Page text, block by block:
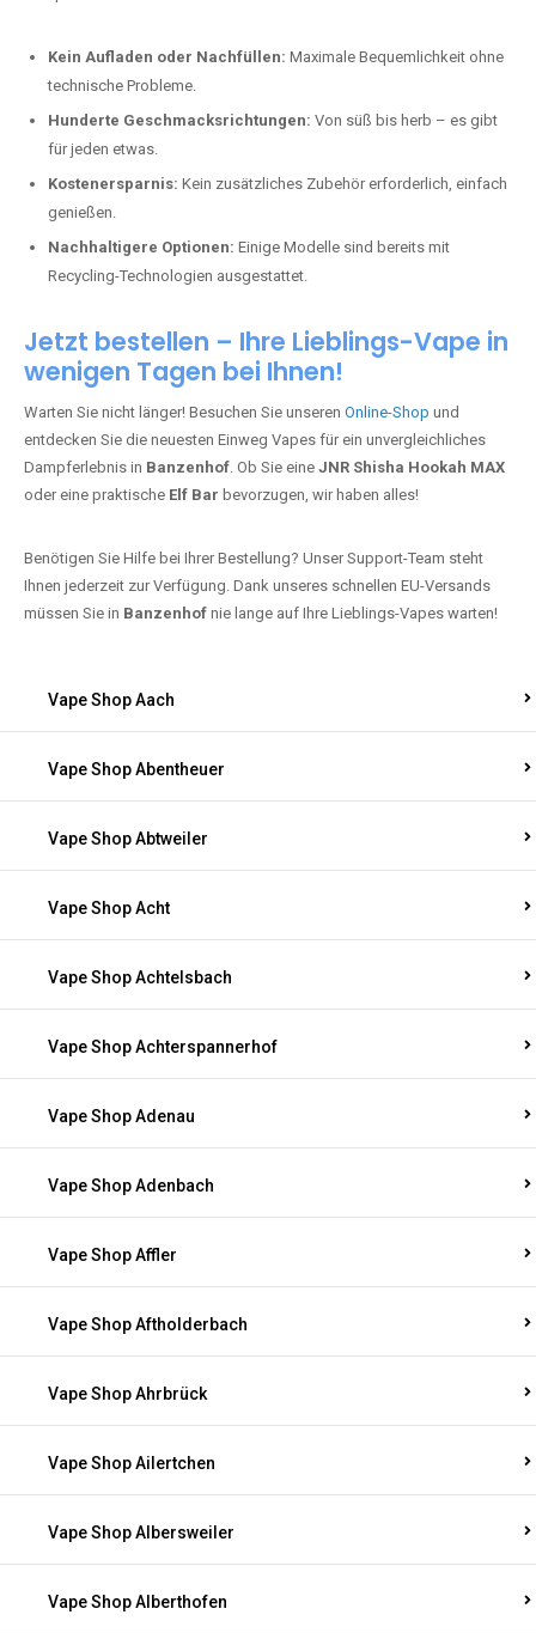
Kein Aufladen oder Nachfüllen: Maximale Bequemlichkeit ohne
technische Probleme.
Hunderte Geschmacksrichtungen: Von süß bis herb – es gibt
für jeden etwas.
Kostenersparnis: Kein zusätzliches Zubehör erforderlich, einfach
genießen.
Nachhaltigere Optionen: Einige Modelle sind bereits mit
Recycling-Technologien ausgestattet.
Jetzt bestellen – Ihre Lieblings-Vape in
wenigen Tagen bei Ihnen!
Warten Sie nicht länger! Besuchen Sie unseren Online-Shop und
entdecken Sie die neuesten Einweg Vapes für ein unvergleichliches
Dampferlebnis in Banzenhof. Ob Sie eine JNR Shisha Hookah MAX
oder eine praktische Elf Bar bevorzugen, wir haben alles!
Benötigen Sie Hilfe bei Ihrer Bestellung? Unser Support-Team steht
Ihnen jederzeit zur Verfügung. Dank unseres schnellen EU-Versands
müssen Sie in Banzenhof nie lange auf Ihre Lieblings-Vapes warten!
Vape Shop Aach
Vape Shop Abentheuer
Vape Shop Abtweiler
Vape Shop Acht
Vape Shop Achtelsbach
Vape Shop Achterspannerhof
Vape Shop Adenau
Vape Shop Adenbach
Vape Shop Affler
Vape Shop Aftholderbach
Vape Shop Ahrbrück
Vape Shop Ailertchen
Vape Shop Albersweiler
Vape Shop Alberthofen